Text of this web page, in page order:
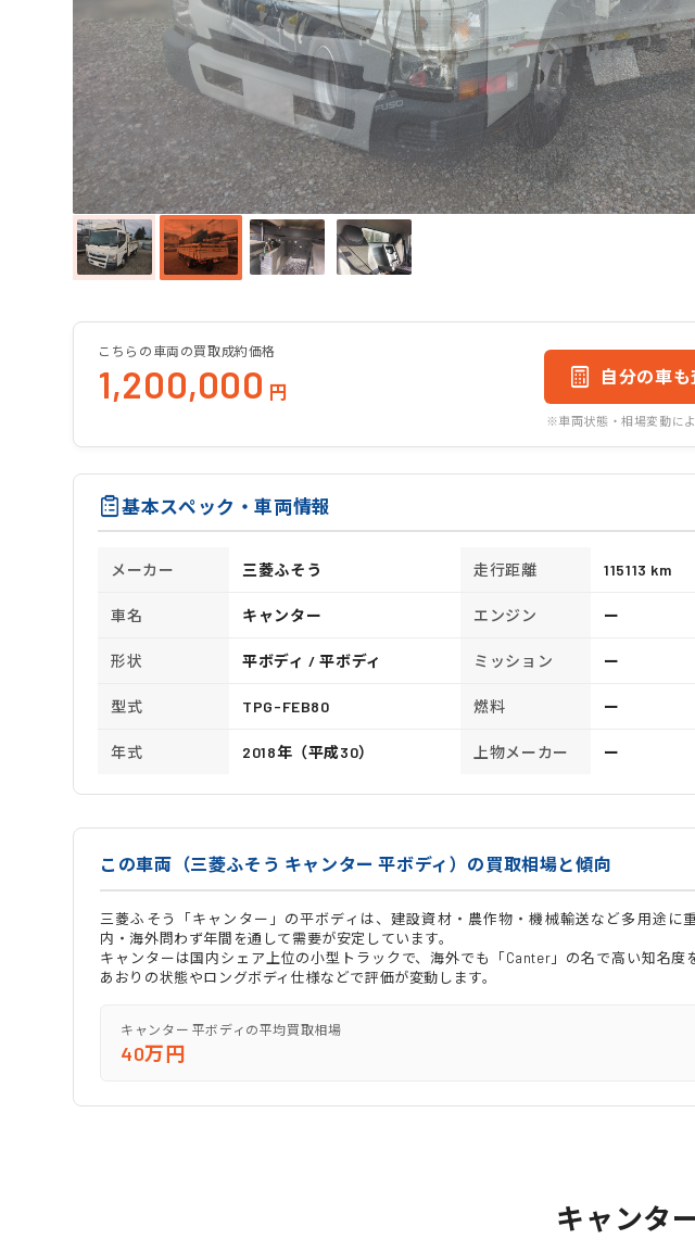
こちらの車両の買取成約価格
1,200,000 円
自分の車
※車両状態・相場変動に
基本スペック・車両情報
メーカー 三菱ふそう 走行距離 115113 km
車名 キャンター エンジン ー
形状 平ボディ / 平ボディ ミッション ー
型式 TPG-FEB80 燃料 ー
年式 2018年（平成30） 上物メーカー ー
この車両（三菱ふそう キャンター 平ボディ）の買取相場と傾向
三菱ふそう「キャンター」の平ボディは、建設資材・農作物・機械輸送など多用途に
内・海外問わず年間を通して需要が安定しています。
キャンターは国内シェア上位の小型トラックで、海外でも「Canter」の名で高い知名度
あおりの状態やロングボディ仕様などで評価が変動します。
キャンター 平ボディの平均買取相場
40万円
キャンタ